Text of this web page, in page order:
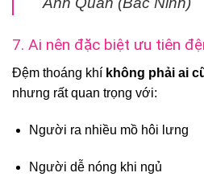
7. Ai nên đặc biệt ưu tiên
Đệm thoáng khí không phải ai
nhưng rất quan trọng với:
Người ra nhiều mồ hôi lưng
Người dễ nóng khi ngủ